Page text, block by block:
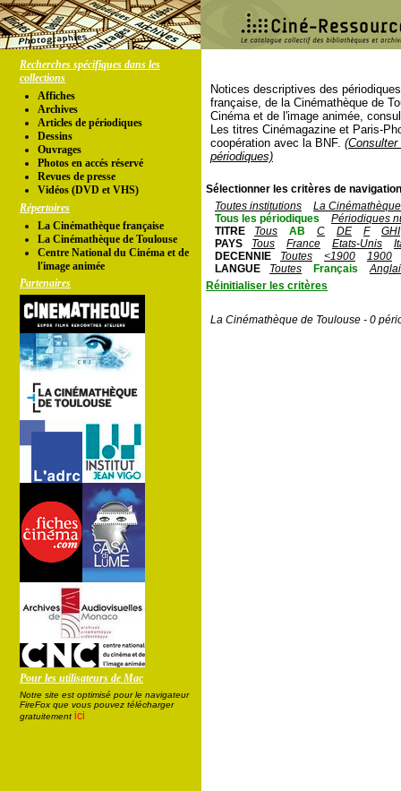
Recherches spécifiques dans les
collections
Affiches
Archives
Articles de périodiques
Dessins
Ouvrages
Photos en accés réservé
Revues de presse
Vidéos (DVD et VHS)
Répertoires
La Cinémathèque française
La Cinémathèque de Toulouse
Centre National du Cinéma et de
l'image animée
Partenaires
Pour les utilisateurs de Mac
Notre site est optimisé pour le navigateur
FireFox que vous pouvez télécharger
gratuitement ici
Notices descriptives des
française, de la Cinémathèque de
Cinéma et de l'image animée,
Les titres Cinémagazine et Paris-
coopération avec la BNF.
périodiques)
Sélectionner les critères de
Toutes institutions
La
Tous les périodiques
Périodiques
TITRE
Tous AB C DE F
GHI
PAYS
Tous France Etats-Unis
DECENNIE
Toutes <1900
1900
LANGUE
Toutes Français
Réinitialiser les critères
La Cinémathèque de Toulouse - 0